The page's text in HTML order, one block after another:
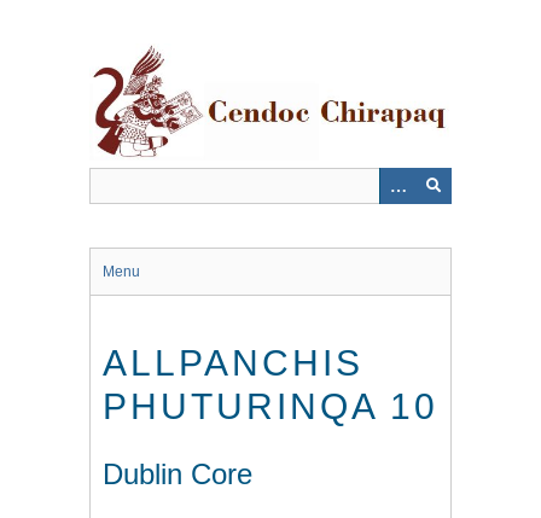
Menu
ALLPANCHIS
PHUTURINQA 10
Dublin Core